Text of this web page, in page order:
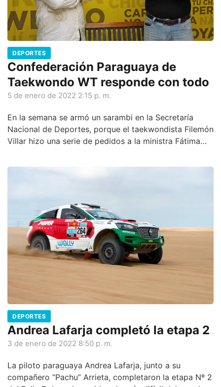
DEPORTES
Confederación Paraguaya de
Taekwondo WT responde con todo
5 de enero de 2022 2:15 p. m.
En la semana se armó un sarambi en la Secretaría
Nacional de Deportes, porque el taekwondista Filemón
Villar hizo una serie de pedidos a la ministra Fátima
Deportiva Nacional del Taekwondo W.T. porque, ndaje,
el nivel actual de nuestros atletas está muy bajo.
autoridad.
DEPORTES
Andrea Lafarja completó la etapa 2
3 de enero de 2022 8:50 p. m.
La piloto paraguaya Andrea Lafarja, junto a su
compañero “Pachu” Arrieta, completaron la etapa Nº 2